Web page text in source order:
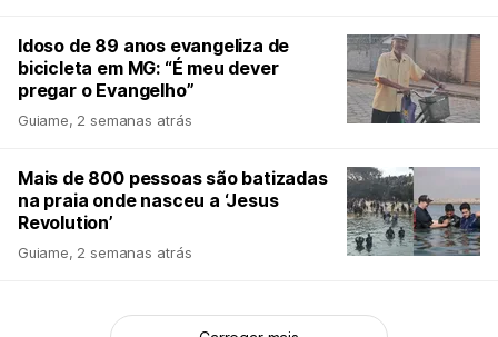
Idoso de 89 anos evangeliza de
bicicleta em MG: “É meu dever
pregar o Evangelho”
Guiame, 2 semanas atrás
Mais de 800 pessoas são batizadas
na praia onde nasceu a ‘Jesus
Revolution’
Guiame, 2 semanas atrás